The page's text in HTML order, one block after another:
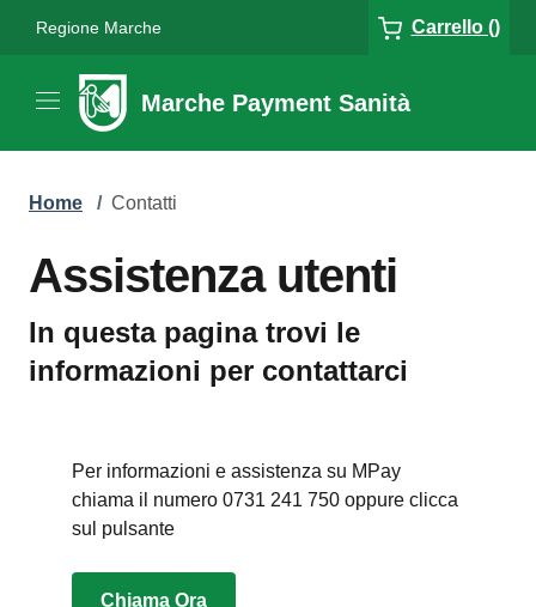
Regione Marche Carrello ()
Marche Payment Sanità
Home / Contatti
Assistenza utenti
In questa pagina trovi le
informazioni per contattarci
Per informazioni e assistenza su MPay
chiama il numero 0731 241 750 oppure clicca
sul pulsante
Chiama Ora